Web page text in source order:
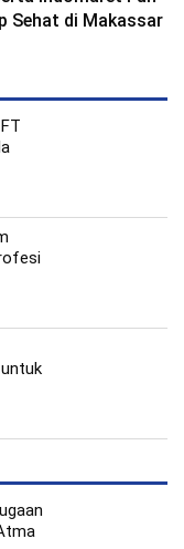
Sehat di Makassar